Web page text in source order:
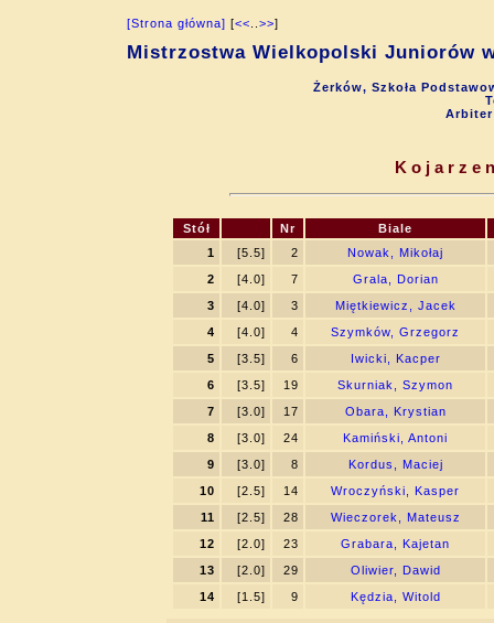
[Strona główna] [<< >>]
Mistrzostwa Wielkopolski Juniorów
Żerków, Szkoła
Stół Nr
Biale
1
[5.5] 2
Nowak, Mikołaj
2
[4.0] 7
Grala, Dorian
3
[4.0] 3
Miętkiewicz, Jacek
4
[4.0] 4
Szymków, Grzegorz
5
[3.5] 6
Iwicki, Kacper
6
[3.5] 19
Skurniak, Szymon
7
[3.0] 17
Obara, Krystian
8
[3.0] 24
Kamiński, Antoni
9
[3.0] 8
Kordus, Maciej
10
[2.5] 14
Wroczyński, Kasper
11
[2.5] 28
Wieczorek, Mateusz
12
[2.0] 23
Grabara, Kajetan
13
[2.0] 29
Oliwier, Dawid
14
[1.5] 9 Kędzia, Witold